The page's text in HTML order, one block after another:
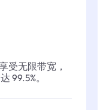
受无限带宽，
99.5%。